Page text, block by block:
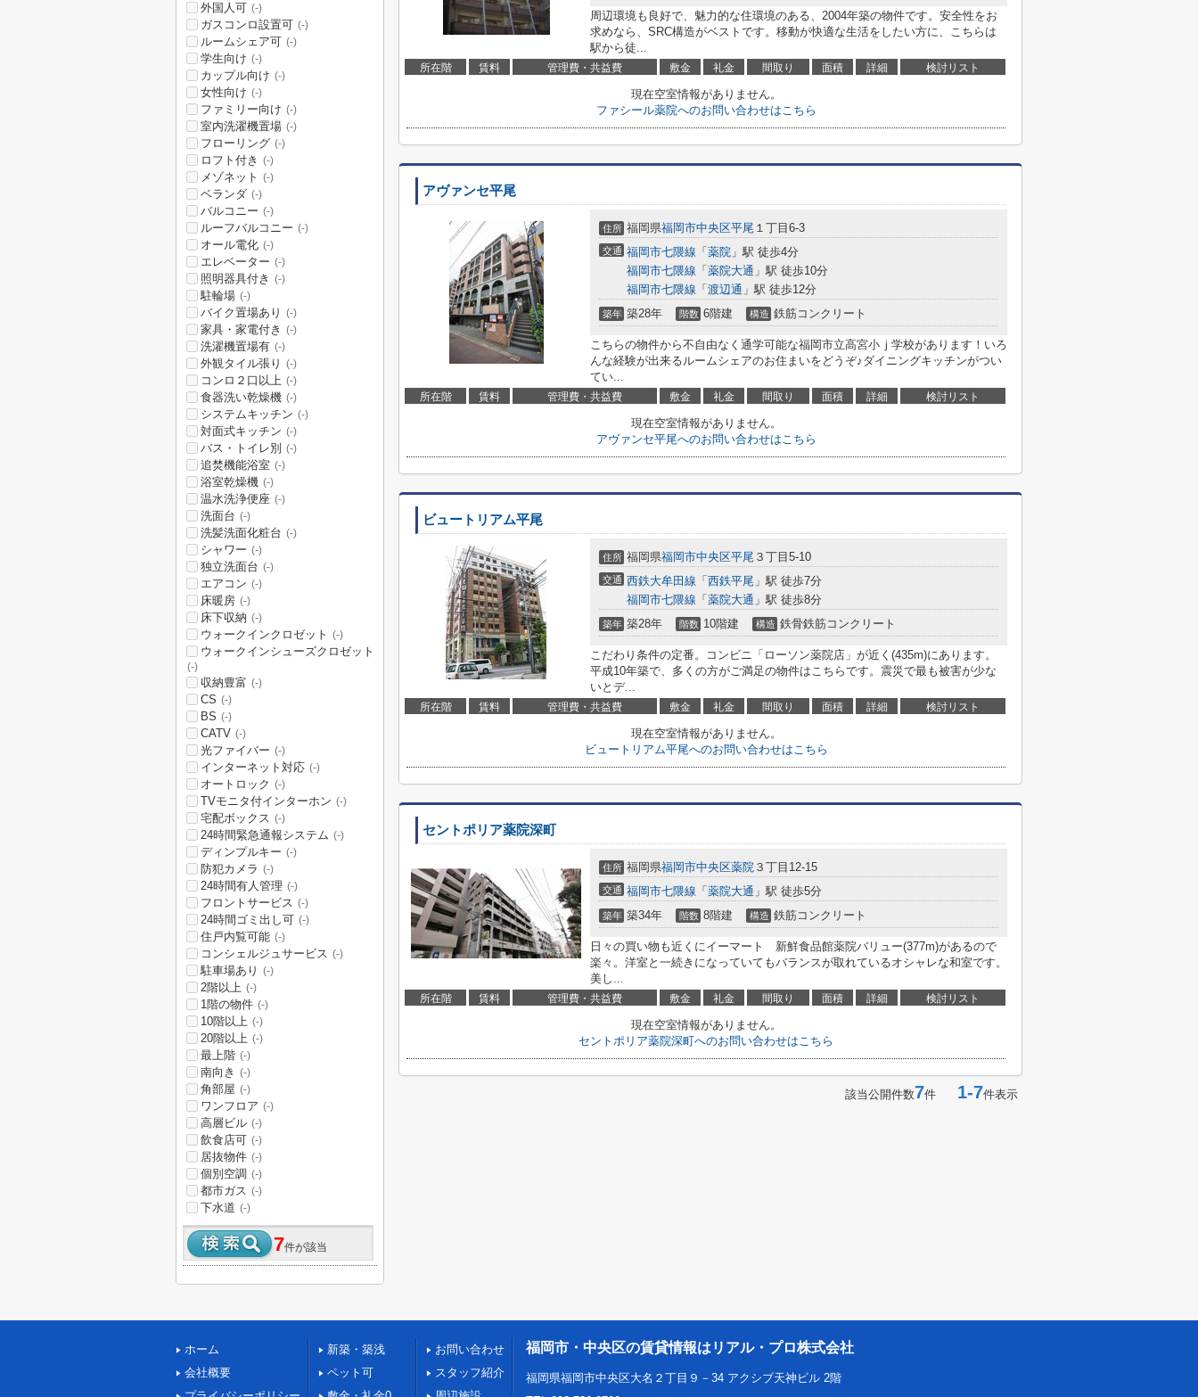
周辺環境も良好で、魅力的な住環境のある、2004年築の物件です。安全性をお
求めなら、SRC構造がベストです。移動が快適な生活をしたい方に、こちらは
駅から徒...
所在階 賃料 管理費・共益費 敷金 礼金 間取り 面積 詳細 検討リスト
現在空室情報がありません。
ファシール薬院へのお問い合わせはこちら
アヴァンセ平尾
住所 福岡県福岡市中央区平尾 １丁目6-3
交通 福岡市七隈線 「 薬院 」駅 徒歩4分
福岡市七隈線 「 薬院大通 」駅 徒歩10分
福岡市七隈線 「 渡辺通 」駅 徒歩12分
築年 築28年 階数 6階建 構造 鉄筋コンクリート
こちらの物件から不自由なく通学可能な福岡市立高宮小ｊ学校があります！いろ
んな経験が出来るルームシェアのお住まいをどうぞ♪ダイニングキッチンがつい
てい...
所在階 賃料 管理費・共益費 敷金 礼金 間取り 面積 詳細 検討リスト
現在空室情報がありません。
アヴァンセ平尾へのお問い合わせはこちら
ビュートリアム平尾
住所 福岡県福岡市中央区平尾 ３丁目5-10
交通 西鉄大牟田線 「 西鉄平尾 」駅 徒歩7分
福岡市七隈線 「 薬院大通 」駅 徒歩8分
築年 築28年 階数 10階建 構造 鉄骨鉄筋コンクリート
こだわり条件の定番。コンビニ「ローソン薬院店」が近く(435m)にあります。
平成10年築で、多くの方がご満足の物件はこちらです。震災で最も被害が少な
いとデ...
所在階 賃料 管理費・共益費 敷金 礼金 間取り 面積 詳細 検討リスト
現在空室情報がありません。
ビュートリアム平尾へのお問い合わせはこちら
セントポリア薬院深町
住所 福岡県福岡市中央区薬院 ３丁目12-15
交通 福岡市七隈線 「 薬院大通 」駅 徒歩5分
築年 築34年 階数 8階建 構造 鉄筋コンクリート
日々の買い物も近くにイーマート 新鮮食品館薬院バリュー(377m)があるので
楽々。洋室と一続きになっていてもバランスが取れているオシャレな和室です。
美し...
所在階 賃料 管理費・共益費 敷金 礼金 間取り 面積 詳細 検討リスト
現在空室情報がありません。
セントポリア薬院深町へのお問い合わせはこちら
該当公開件数7件 1-7件表示
外国人可 (-)
ガスコンロ設置可 (-)
ルームシェア可 (-)
学生向け (-)
カップル向け (-)
女性向け (-)
ファミリー向け (-)
室内洗濯機置場 (-)
フローリング (-)
ロフト付き (-)
メゾネット (-)
ベランダ (-)
バルコニー (-)
ルーフバルコニー (-)
オール電化 (-)
エレベーター (-)
照明器具付き (-)
駐輪場 (-)
バイク置場あり (-)
家具・家電付き (-)
洗濯機置場有 (-)
外観タイル張り (-)
コンロ２口以上 (-)
食器洗い乾燥機 (-)
システムキッチン (-)
対面式キッチン (-)
バス・トイレ別 (-)
追焚機能浴室 (-)
浴室乾燥機 (-)
温水洗浄便座 (-)
洗面台 (-)
洗髪洗面化粧台 (-)
シャワー (-)
独立洗面台 (-)
エアコン (-)
床暖房 (-)
床下収納 (-)
ウォークインクロゼット (-)
ウォークインシューズクロゼット
(-)
収納豊富 (-)
CS (-)
BS (-)
CATV (-)
光ファイバー (-)
インターネット対応 (-)
オートロック (-)
TVモニタ付インターホン (-)
宅配ボックス (-)
24時間緊急通報システム (-)
ディンプルキー (-)
防犯カメラ (-)
24時間有人管理 (-)
フロントサービス (-)
24時間ゴミ出し可 (-)
住戸内覧可能 (-)
コンシェルジュサービス (-)
駐車場あり (-)
2階以上 (-)
1階の物件 (-)
10階以上 (-)
20階以上 (-)
最上階 (-)
南向き (-)
角部屋 (-)
ワンフロア (-)
高層ビル (-)
飲食店可 (-)
居抜物件 (-)
個別空調 (-)
都市ガス (-)
下水道 (-)
7件が該当
ホーム
会社概要
新築・築浅
ペット可
お問い合わせ
スタッフ紹介
福岡市・中央区の賃貸情報はリアル・プロ株式会社
福岡県福岡市中央区大名２丁目９－34 アクシブ天神ビル 2階